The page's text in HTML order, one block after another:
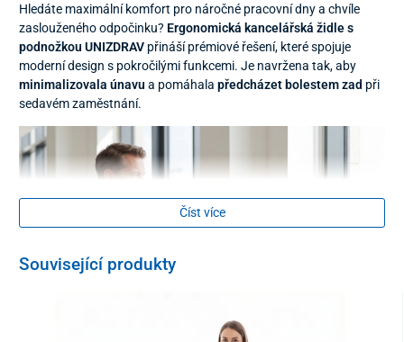
Hledáte maximální komfort pro náročné pracovní dny a chvíle
zaslouženého odpočinku? Ergonomická kancelářská židle s
podnožkou UNIZDRAV přináší prémiové řešení, které spojuje
moderní design s pokročilými funkcemi. Je navržena tak, aby
minimalizovala únavu a pomáhala předcházet bolestem zad při
sedavém zaměstnání.
Číst více
Související produkty